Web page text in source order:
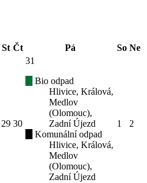
St Čt Pá So Ne
29 30
31
Bio odpad
Hlivice, Králová,
Medlov
(Olomouc),
Zadní Újezd
Komunální odpad
Hlivice, Králová,
Medlov
(Olomouc),
Zadní Újezd
1 2